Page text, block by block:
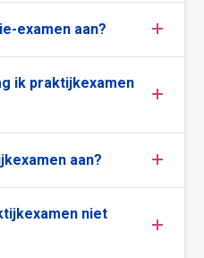
examen aan?
ik praktijkexamen
aan?
niet